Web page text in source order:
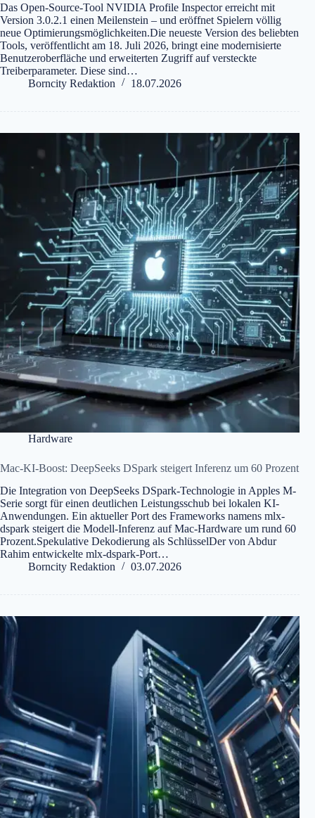
Das Open-Source-Tool NVIDIA Profile Inspector erreicht mit
Version 3.0.2.1 einen Meilenstein – und eröffnet Spielern völlig
neue Optimierungsmöglichkeiten.Die neueste Version des beliebten
Tools, veröffentlicht am 18. Juli 2026, bringt eine modernisierte
Benutzeroberfläche und erweiterten Zugriff auf versteckte
Treiberparameter. Diese sind…
Borncity Redaktion
18.07.2026
Hardware
Mac-KI-Boost: DeepSeeks DSpark steigert Inferenz um 60 Prozent
Die Integration von DeepSeeks DSpark-Technologie in Apples M-
Serie sorgt für einen deutlichen Leistungsschub bei lokalen KI-
Anwendungen. Ein aktueller Port des Frameworks namens mlx-
dspark steigert die Modell-Inferenz auf Mac-Hardware um rund 60
Prozent.Spekulative Dekodierung als SchlüsselDer von Abdur
Rahim entwickelte mlx-dspark-Port…
Borncity Redaktion
03.07.2026